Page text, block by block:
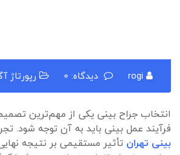
rogi دیدگاه: 0 رپورتاژ
انتخاب جراح بینی یکی از مهم‌ترین
فرآیند عمل بینی باید به آن توجه شود.
بینی تهران تأثیر مستقیمی بر نتیجه